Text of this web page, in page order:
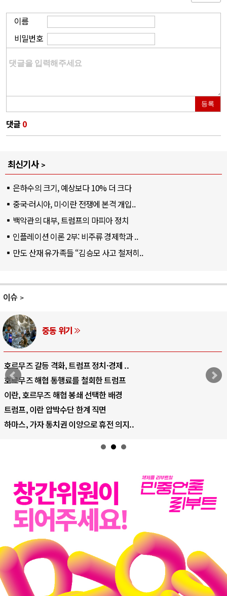
이름
비밀번호
등록
댓글 0
최신기사
은하수의 크기, 예상보다 10% 더 크다
중국·러시아, 미·이란 전쟁에 본격 개입..
백악관의 대부, 트럼프의 마피아 정치
인플레이션 이론 2부: 비주류 경제학과 ..
만도 산재 유가족들 “김승모 사고 철저히..
이슈
AI와 인간
중국 AI, 저가 공세로 글로벌 토큰 시..
AI 국부펀드 구상 놓고 미국 진보진영 ..
AI 데이터센터 반대 투쟁은 새로운 글로..
AI의 숨은 환경 비용: 데이터센터 확산..
AI는 어떻게 미국 민주주의를 잠식하고 ..